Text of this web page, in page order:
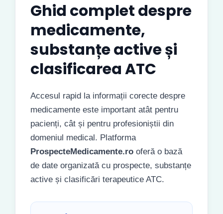
Ghid complet despre
medicamente,
substanțe active și
clasificarea ATC
Accesul rapid la informații corecte despre
medicamente este important atât pentru
pacienți, cât și pentru profesioniștii din
domeniul medical. Platforma
ProspecteMedicamente.ro oferă o bază
de date organizată cu prospecte, substanțe
active și clasificări terapeutice ATC.